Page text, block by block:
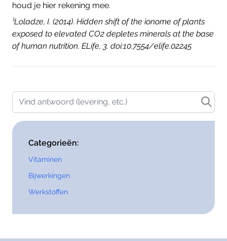
houd je hier rekening mee.
¹Loladze, I. (2014). Hidden shift of the ionome of plants
exposed to elevated CO2 depletes minerals at the base
of human nutrition. ELife, 3. doi:10.7554/elife.02245
Vind antwoord (levering, etc.)
Categorieën:
Vitaminen
Bijwerkingen
Werkstoffen